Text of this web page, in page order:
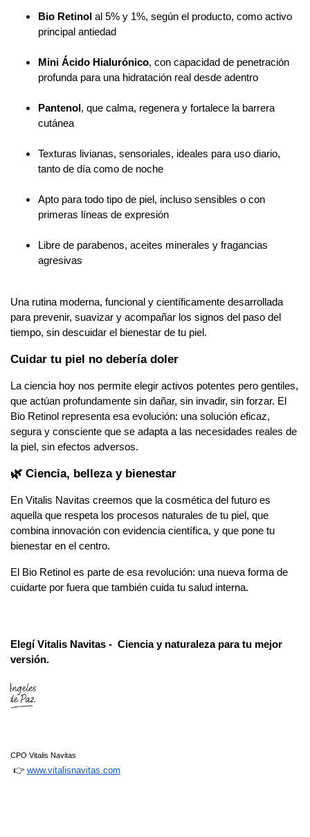
Bio Retinol al 5% y 1%, según el producto, como activo
principal antiedad
Mini Ácido Hialurónico, con capacidad de penetración
profunda para una hidratación real desde adentro
Pantenol , que calma, regenera y fortalece la barrera
cutánea
Texturas livianas, sensoriales, ideales para uso diario,
tanto de día como de noche
Apto para todo tipo de piel, incluso sensibles o con
primeras líneas de expresión
Libre de parabenos, aceites minerales y fragancias
agresivas
Una rutina moderna, funcional y científicamente desarrollada
para prevenir, suavizar y acompañar los signos del paso del
tiempo, sin descuidar el bienestar de tu piel.
Cuidar tu piel no debería doler
La ciencia hoy nos permite elegir activos potentes pero gentiles,
que actúan profundamente sin dañar, sin invadir, sin forzar. El
Bio Retinol representa esa evolución: una solución eficaz,
segura y consciente que se adapta a las necesidades reales de
la piel, sin efectos adversos.
🌿 Ciencia, belleza y bienestar
En Vitalis Navitas creemos que la cosmética del futuro es
aquella que respeta los procesos naturales de tu piel, que
combina innovación con evidencia científica, y que pone tu
bienestar en el centro.
El Bio Retinol es parte de esa revolución: una nueva forma de
cuidarte por fuera que también cuida tu salud interna.
Elegí Vitalis Navitas -  Ciencia y naturaleza para tu mejor
versión.
CPO Vitalis Navitas
👉 www.vitalisnavitas.com